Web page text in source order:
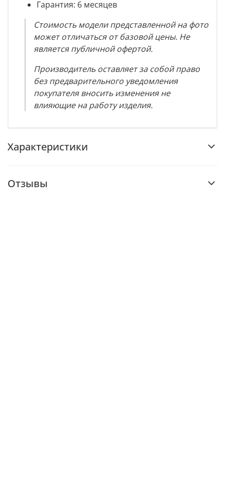
Гарантия: 6 месяцев
Стоимость модели представленной на фото
может отличаться от базовой цены. Не
является публичной офертой.
Производитель оставляет за собой право
без предварительного уведомления
покупателя вносить изменения не
влияющие на работу изделия.
Характеристики
Отзывы